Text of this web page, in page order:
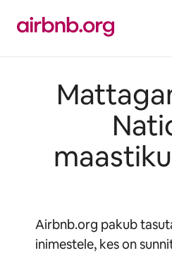
juurde
Airbnb.org pakub
inimestele, kes on